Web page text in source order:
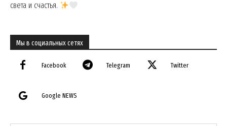
света и счастья.
Мы в социальных сетях
Facebook Telegram Twitter
Google NEWS